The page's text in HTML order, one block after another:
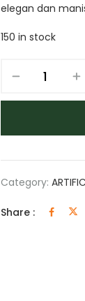
elegan dan
150 in stock
Category:
Share :